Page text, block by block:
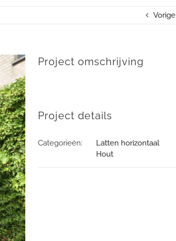
Vorige
Project omschrijving
Project details
Categorieën:
Latten horizontaal
Hout